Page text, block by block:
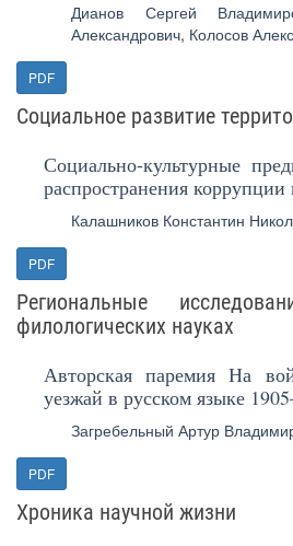
Дианов Сергей
Александрович, Колосов
PDF
Социальное развитие
Социально-культурные
распространения коррупции
Калашников Константин
PDF
Региональные
филологических науках
Авторская паремия На
уезжай в русском языке
Загребельный Артур
PDF
Хроника научной жизни